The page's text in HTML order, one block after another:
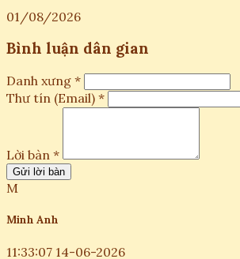
01/08/2026
Bình luận dân gian
Danh xưng *
Thư tín (Email) *
Lời bàn *
Gửi lời bàn
M
Minh Anh
11:33:07 14-06-2026